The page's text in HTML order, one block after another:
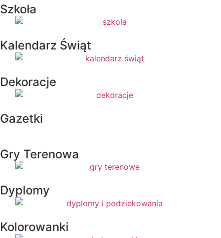
Szkoła
Kalendarz Świąt
Dekoracje
Gazetki
Gry Terenowa
Dyplomy
Kolorowanki